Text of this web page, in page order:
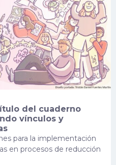
del cuaderno
vínculos y
para la implementación
en procesos de reducción